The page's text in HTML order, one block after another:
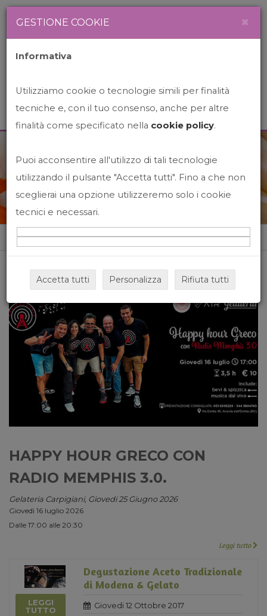
News&Events
Home News&events
HAPPY HOUR GRECO CON
RADIO MEMPHIS 3.0.
Gelateria Carpigiani, Giovedi 25 Giugno 2026
Giovedì 16 luglio 2026
Dalle 17:00 alle 20:30
Leggi tutto
LEGGI
TUTTO
Degustazione Aceto Tradizionale
di Modena & Gelato
Giovedi 12 Ottobre 2017
GESTIONE COOKIE ×
Informativa
Utilizziamo cookie o tecnologie simili per finalità
tecniche e, con il tuo consenso, anche per altre
finalità come specificato nella cookie policy.
Puoi acconsentire all'utilizzo di tali tecnologie
utilizzando il pulsante "Accetta tutti". Fino a che non
sceglierai una opzione utilizzeremo solo i cookie
tecnici e necessari.
Accetta tutti Personalizza Rifiuta tutti